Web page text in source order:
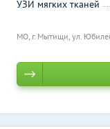
МО, г. Мытищи, ул.
УЗИ мягких тканей